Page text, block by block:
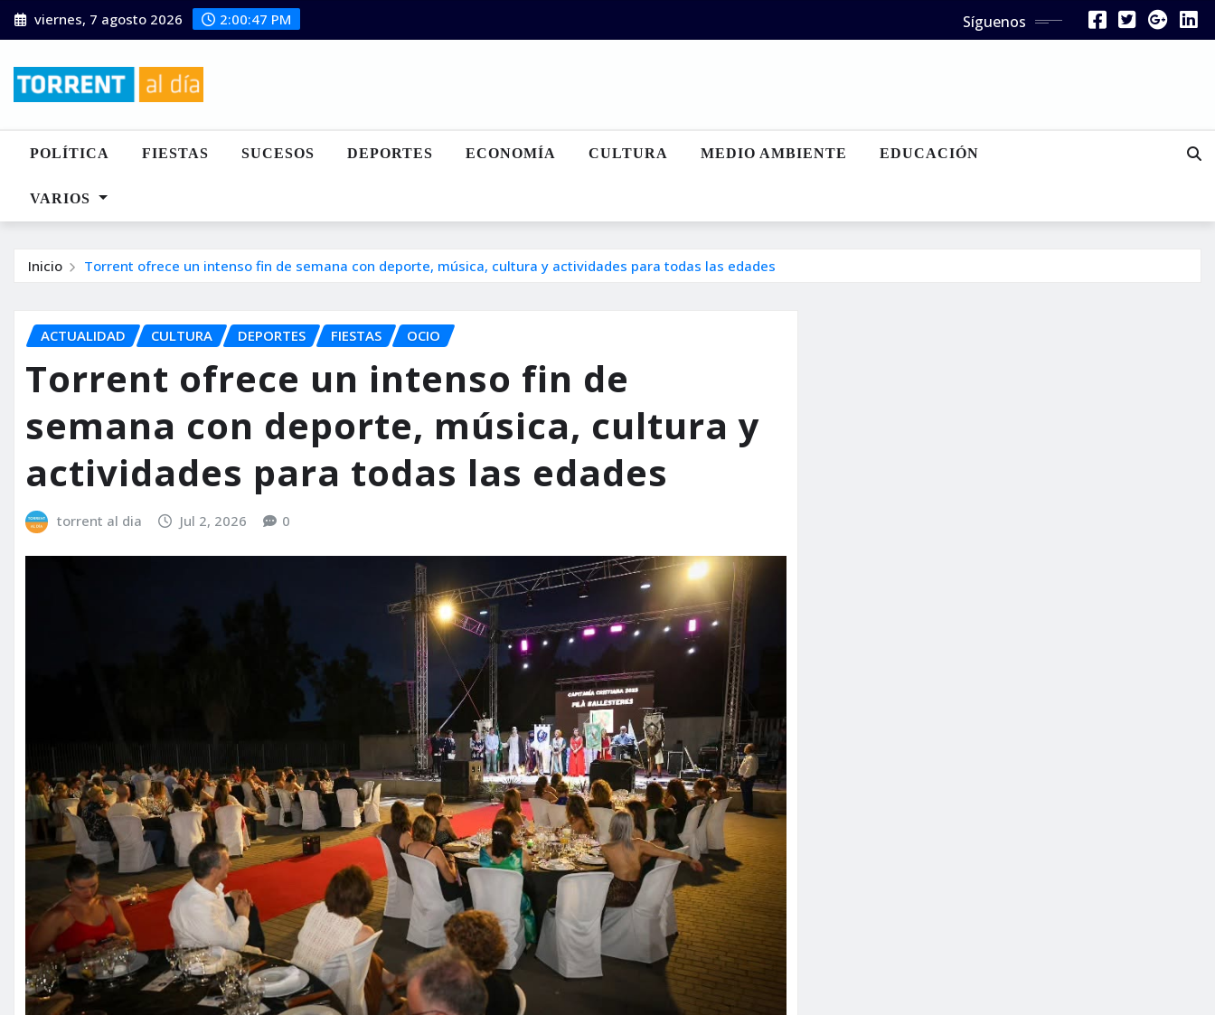
Saltar
al
viernes, 7 agosto 2026 2:00:49 PM Síguenos
POLÍTICA FIESTAS SUCESOS DEPORTES ECONOMÍA CULTURA MEDIO AMBIENTE EDUCACIÓN
VARIOS
Inicio Torrent ofrece un intenso fin de semana con deporte, música, cultura y actividades para todas las edades
ACTUALIDAD CULTURA DEPORTES FIESTAS OCIO
Torrent ofrece un intenso fin de
semana con deporte, música, cultura y
actividades para todas las edades
torrent al dia Jul 2, 2026 0